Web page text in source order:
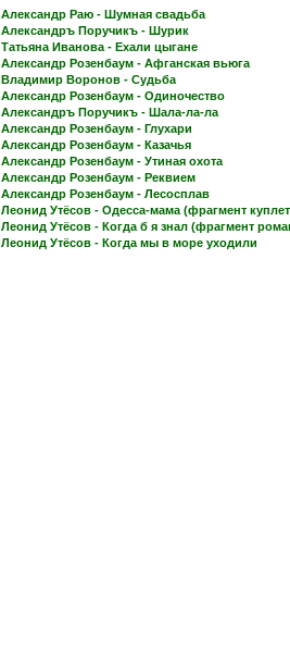
Александр Раю - Шумная свадьба
Александръ Поручикъ - Шурик
Татьяна Иванова - Ехали цыгане
Александр Розенбаум - Афганская вьюга
Владимир Воронов - Судьба
Александр Розенбаум - Одиночество
Александръ Поручикъ - Шала-ла-ла
Александр Розенбаум - Глухари
Александр Розенбаум - Казачья
Александр Розенбаум - Утиная охота
Александр Розенбаум - Реквием
Александр Розенбаум - Лесосплав
Леонид Утёсов - Одесса-мама (фрагмент
Леонид Утёсов - Когда б я знал (фрагмент
Леонид Утёсов - Когда мы в море уходили